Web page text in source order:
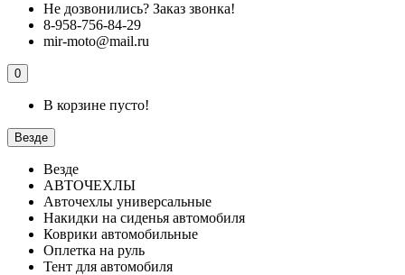
Не дозвонились? Заказ звонка!
8-958-756-84-29
mir-moto@mail.ru
0
В корзине пусто!
Везде
Везде
АВТОЧЕХЛЫ
Авточехлы универсальные
Накидки на сиденья автомобиля
Коврики автомобильные
Оплетка на руль
Тент для автомобиля